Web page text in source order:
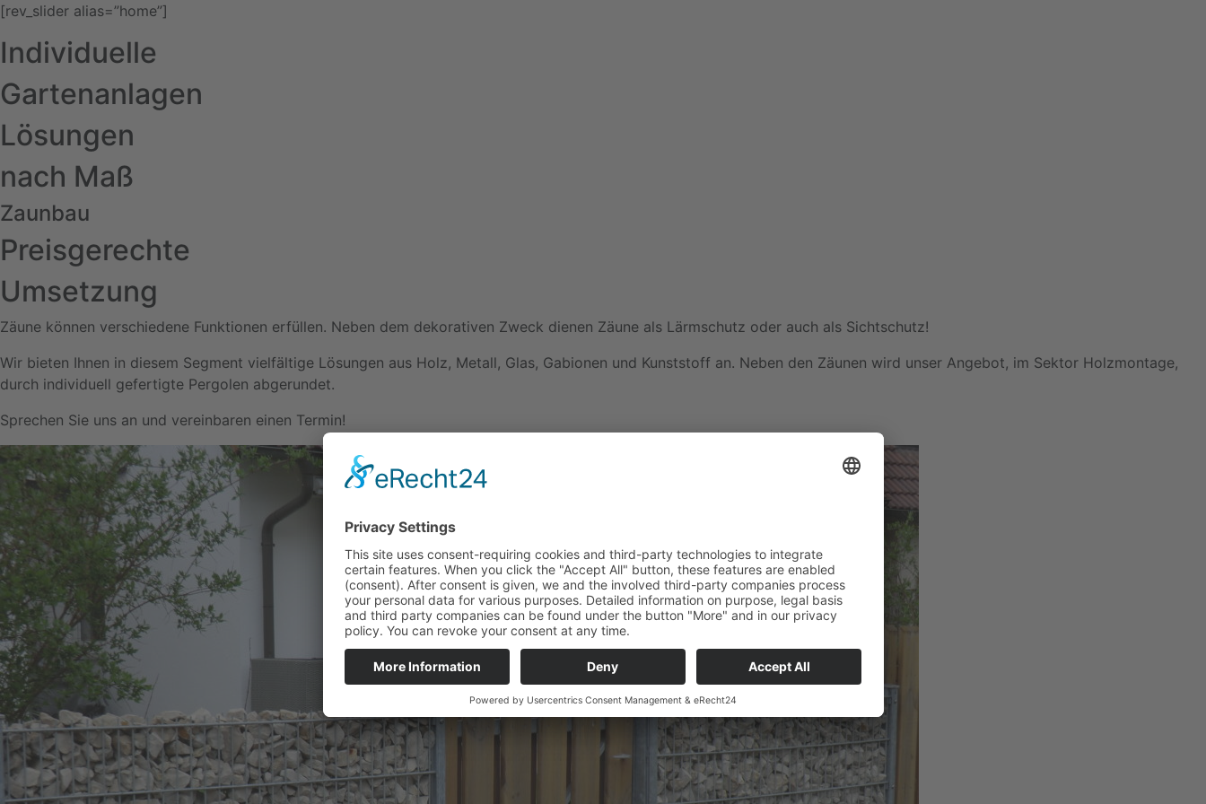
[rev_slider alias=”home”]
Individuelle
Gartenanlagen
Lösungen
nach Maß
Zaunbau
Preisgerechte
Umsetzung
Zäune können verschiedene Funktionen erfüllen. Neben dem dekorativen Zweck dienen Zäune als Lärmschutz oder auch als Sichtschutz!
Wir bieten Ihnen in diesem Segment vielfältige Lösungen aus Holz, Metall, Glas, Gabionen und Kunststoff an. Neben den Zäunen wird unser Angebot, im Sektor Holzmontage,
durch individuell gefertigte Pergolen abgerundet.
Sprechen Sie uns an und vereinbaren einen Termin!